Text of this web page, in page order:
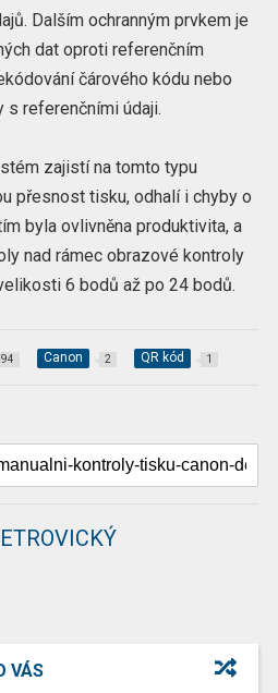
Dalším ochranným prvkem je
dat oproti referenčním
čárového kódu nebo
s referenčními údaji.
zajistí na tomto typu
přesnost tisku, odhalí i chyby o
byla ovlivněna produktivita, a
nad rámec obrazové kontroly
6 bodů až po 24 bodů.
Canon 2 QR kód 1
VÁS